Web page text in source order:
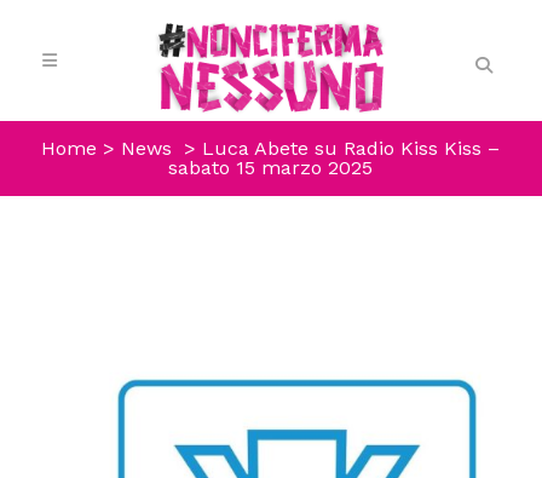
Home > News > Luca Abete su Radio Kiss Kiss –
sabato 15 marzo 2025